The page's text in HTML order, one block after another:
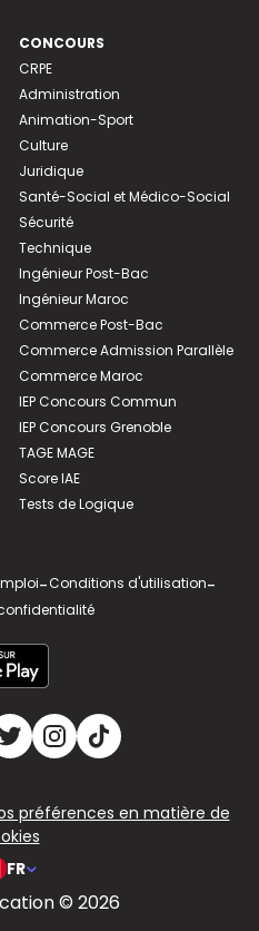
CONCOURS
CRPE
Administration
Animation-Sport
Culture
Juridique
Santé-Social et Médico-Social
Sécurité
Technique
Ingénieur Post-Bac
Ingénieur Maroc
Commerce Post-Bac
Commerce Admission Parallèle
Commerce Maroc
IEP Concours Commun
IEP Concours Grenoble
TAGE MAGE
Score IAE
Tests de Logique
-Conditions d'utilisation-
préférences en matière de
FR
© 2026